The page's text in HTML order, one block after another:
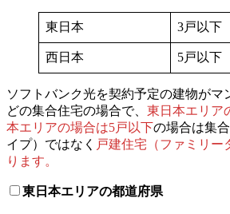
東日本 3戸以下
西日本 5戸以下
ソフトバンク光を契約予定の建物がマ
どの集合住宅の場合で、 東日本エリア
本エリアの場合は5戸以下の場合は集
イプ）ではなく 戸建住宅（ファミリー
ります。
東日本エリアの都道府県